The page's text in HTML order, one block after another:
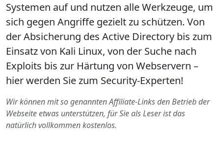
Systemen auf und nutzen alle Werkzeuge, um
sich gegen Angriffe gezielt zu schützen. Von
der Absicherung des Active Directory bis zum
Einsatz von Kali Linux, von der Suche nach
Exploits bis zur Härtung von Webservern –
hier werden Sie zum Security-Experten!
Wir können mit so genannten Affiliate-Links den Betrieb der
Webseite etwas unterstützen, für Sie als Leser ist das
natürlich vollkommen kostenlos.